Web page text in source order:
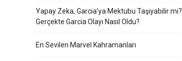
Yapay Zeka, Garcia’ya Mektubu Taşıyabilir mi?
Gerçekte Garcia Olayı Nasıl Oldu?
En Sevilen Marvel Kahramanları